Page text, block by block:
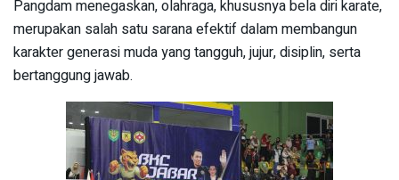
Pangdam menegaskan, olahraga, khususnya bela diri karate,
merupakan salah satu sarana efektif dalam membangun
karakter generasi muda yang tangguh, jujur, disiplin, serta
bertanggung jawab.